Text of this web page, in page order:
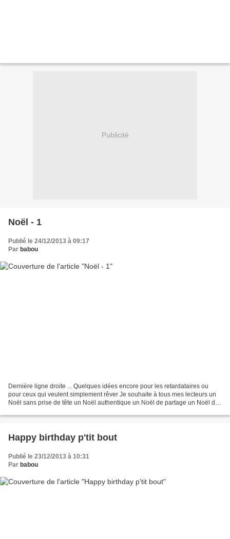
Publicité
Noël - 1
Publié le 24/12/2013 à 09:17
Par babou
Dernière ligne droite ... Quelques idées encore pour les retardataires ou
pour ceux qui veulent simplement rêver Je souhaite à tous mes lecteurs un
Noël sans prise de tête un Noël authentique un Noël de partage un Noël de
Happy birthday p'tit bout
Publié le 23/12/2013 à 10:31
Par babou